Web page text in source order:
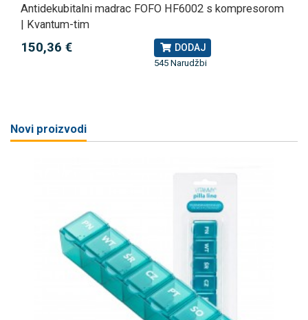
Antidekubitalni madrac FOFO HF6002 s kompresorom
| Kvantum-tim
150,36 € DODAJ
545 Narudžbi
Novi proizvodi